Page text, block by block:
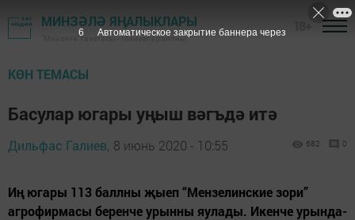
МИНЗӘЛӘ ЯҢАЛЫКЛАРЫ
"Минзәлә" газетасы - Минзәлә районы
КӨН ТЕМАСЫ
Басулар югары уңыш вәгъдә итә
Дильфас Галиев, 8 июнь 2020 - 10:55 682 0
Иң югары 113 баллны җыеп “Мензелинские зори”
агрофирмасы беренче урынны яулады. Икенче урында-
5 Автоматическое закрытие баннера через